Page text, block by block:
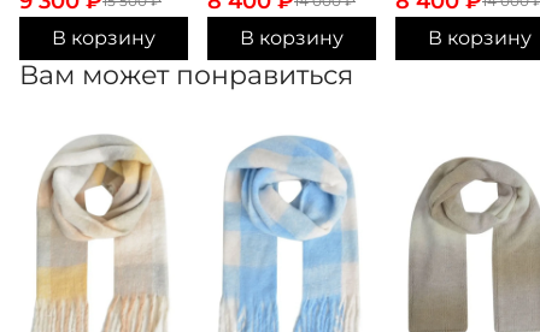
В корзину В корзину В корзину
Вам может понравиться